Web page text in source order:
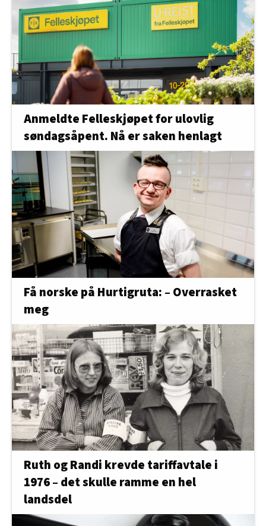
Anmeldte Felleskjøpet for ulovlig
søndagsåpent. Nå er saken henlagt
Få norske på Hurtigruta: – Overrasket
meg
Ruth og Randi krevde tariffavtale i
1976 – det skulle ramme en hel
landsdel